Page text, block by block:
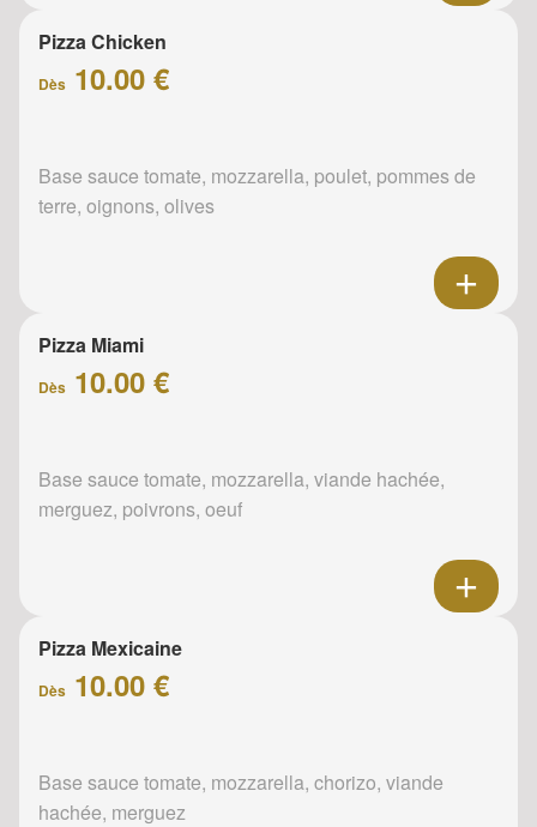
Pizza Chicken
Dès 10.00 €
Base sauce tomate, mozzarella, poulet, pommes de
terre, oignons, olives
Pizza Miami
Dès 10.00 €
Base sauce tomate, mozzarella, viande hachée,
merguez, poivrons, oeuf
Pizza Mexicaine
Dès 10.00 €
Base sauce tomate, mozzarella, chorizo, viande
hachée, merguez